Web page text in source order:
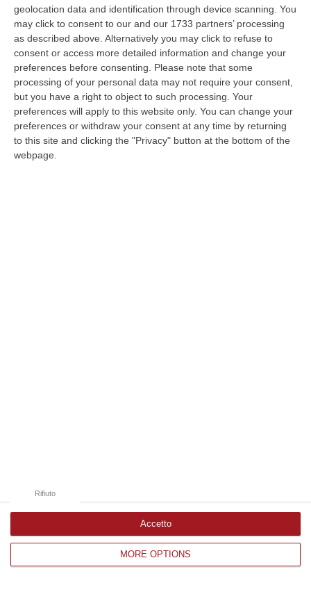
geolocation data and identification through device scanning. You
may click to consent to our and our 1733 partners’ processing
as described above. Alternatively you may click to refuse to
consent or access more detailed information and change your
preferences before consenting.
Please note that some
processing of your personal data may not require your consent,
but you have a right to object to such processing. Your
preferences will apply to this website only. You can change your
preferences or withdraw your consent at any time by returning
to this site and clicking the "Privacy" button at the bottom of the
webpage.
MORE OPTIONS
Rifiuto
Accetto
Messina, I “No Ponte” Di Nuovo In Marcia
“MESSINA “Chiediamo che venga chiusa la società Stretto di Messina. La
liquidazione era stata già indicata dal governo Monti nel 2013, e la…
08 Agosto, 21:20
Vinitaly And The City A Reggio: Il Grande Abbraccio Tra Identità
Del Territorio, Storia E Cultura – FOTO
“REGGIO CALABRIA Vinitaly and the City arriva a Reggio Calabria. Dopo il
successo dell’edizione di Sibari, dove la manifestazione ha fatto s…
08 Agosto, 20:47
Corriere delle Calabria è una testata giornalistica di News&Com S.r.l